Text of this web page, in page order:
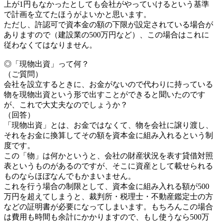
上が1円もなかったとしても会社がやっていけるという基準
で計画を立てたほうがよいかと思います。
ただし、許認可で資本金の額の下限が設定されている場合が
ありますので（建設業の500万円など）、この場合はこれに
従わなくてはなりません。
◎「現物出資」って何？
（ご質問）
会社を設立するときに、お金がないので代わりに持っている
物を現物出資という形で出すことができると聞いたのです
が、これで大丈夫なのでしょうか？
（回答）
「現物出資」とは、お金ではなくて、物を会社に譲り渡し、
それをお金に換算してその額を資本金に組み入れるという制
度です。
この「物」は何かというと、会社の財産状況を表す貸借対照
表というものがあるのですが、そこに資産として載せられる
ものならほぼなんでもかまいません。
これを行う場合の制限として、資本金に組み入れる額が500
万円を超えてしまうと、裁判所・税理士・不動産鑑定士の方
などの証明書が必要になってしまいます。もちろんこの場合
は費用も時間も余計にかかりますので、もし使うなら500万